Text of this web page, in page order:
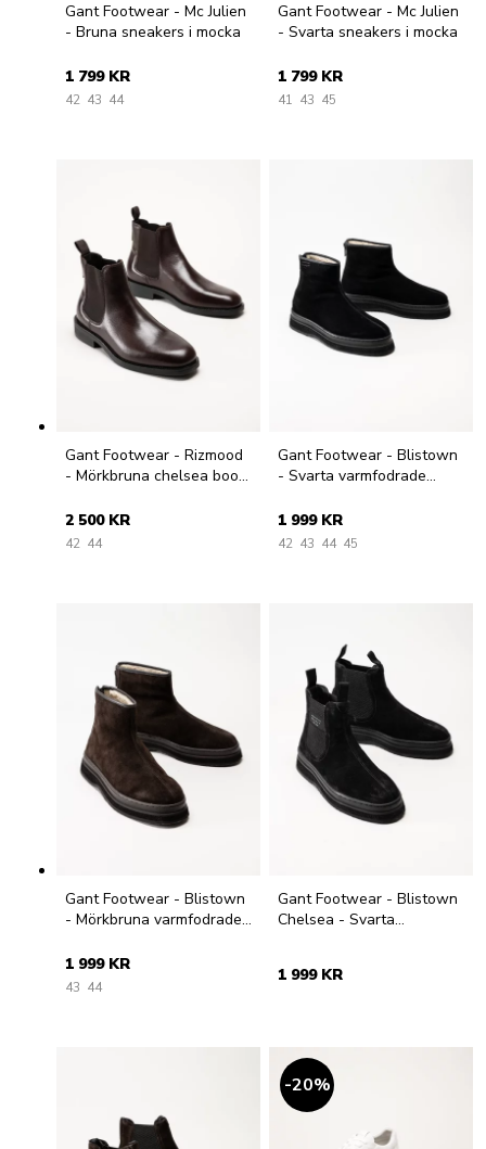
Gant Footwear - Mc Julien
- Bruna sneakers i mocka
1 799 KR
42 43 44
Gant Footwear - Mc Julien
- Svarta sneakers i mocka
1 799 KR
41 43 45
Gant Footwear - Rizmood
- Mörkbruna chelsea boots
2 500 KR
42 44
Gant Footwear - Blistown
- Svarta varmfodrade
1 999 KR
42 43 44 45
Gant Footwear - Blistown
- Mörkbruna varmfodrade
1 999 KR
43 44
Gant Footwear - Blistown
Chelsea - Svarta
1 999 KR
20%